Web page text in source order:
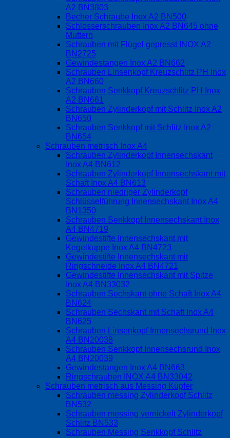
A2 BN3803
Becher Schraube Inox A2 BN500
Schlosserschrauben Inox A2 BN645 ohne
Muttern
Schrauben mit Flügel gepresst INOX A2
BN2725
Gewindestangen Inox A2 BN662
Schrauben Linsenkopf Kreuzschlitz PH Inox
A2 BN660
Schrauben Senkkopf Kreuzschlitz PH Inox
A2 BN661
Schrauben Zylinderkopf mit Schlitz Inox A2
BN650
Schrauben Senkkopf mit Schlitz Inox A2
BN654
Schrauben metrisch Inox A4
Schrauben Zylinderkopf Innensechskant
Inox A4 BN612
Schrauben Zylinderkopf Innensechskant mit
Schaft Inox A4 BN613
Schrauben niedriger Zylinderkopf
Schlüsselführung Innensechskant Inox A4
BN1350
Schrauben Senkkopf Innensechskant Inox
A4 BN4719
Gewindestifte Innensechskant mit
Kegelkuppe Inox A4 BN4723
Gewindestifte Innensechskant mit
Ringschneide Inox A4 BN4721
Gewindestifte Innensechskant mit Spitze
Inox A4 BN33032
Schrauben Sechskant ohne Schaft Inox A4
BN624
Schrauben Sechskant mit Schaft Inox A4
BN625
Schrauben Linsenkopf Innensechsrund Inox
A4 BN20038
Schrauben Senkkopf Innensechsrund Inox
A4 BN20039
Gewindestangen Inox A4 BN663
Ringschrauben INOX A4 BN33042
Schrauben metrisch aus Messing Kupfer
Schrauben messing Zylinderkopf Schlitz
BN532
Schrauben messing vernickelt Zylinderkopf
Schlitz BN533
Schrauben Messing Senkkopf Schlitz